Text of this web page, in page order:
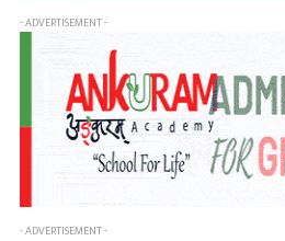
- ADVERTISEMENT -
- ADVERTISEMENT -